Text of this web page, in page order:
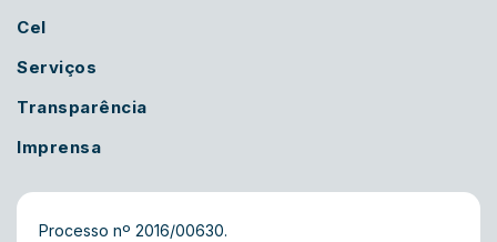
Cel
Serviços
Transparência
Imprensa
Processo nº 2016/00630.